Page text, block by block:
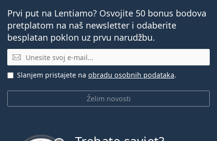
Prvi put na Lentiamo? Osvojite 50 bonus bodova
pretplatom na naš newsletter i odaberite
besplatan poklon uz prvu narudžbu.
E-mail
Želim novosti
Slanjem pristajete na obradu osobnih podataka.